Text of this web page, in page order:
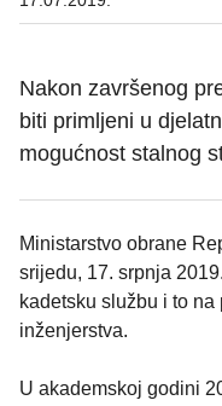
Nakon završenog
biti primljeni u
mogućnost stalnog
Ministarstvo obrane
srijedu, 17. srpnja
kadetsku službu i to
inženjerstva.
U akademskoj godini